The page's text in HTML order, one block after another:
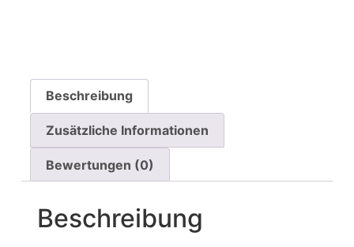
Beschreibung
Zusätzliche Informationen
Bewertungen (0)
Beschreibung